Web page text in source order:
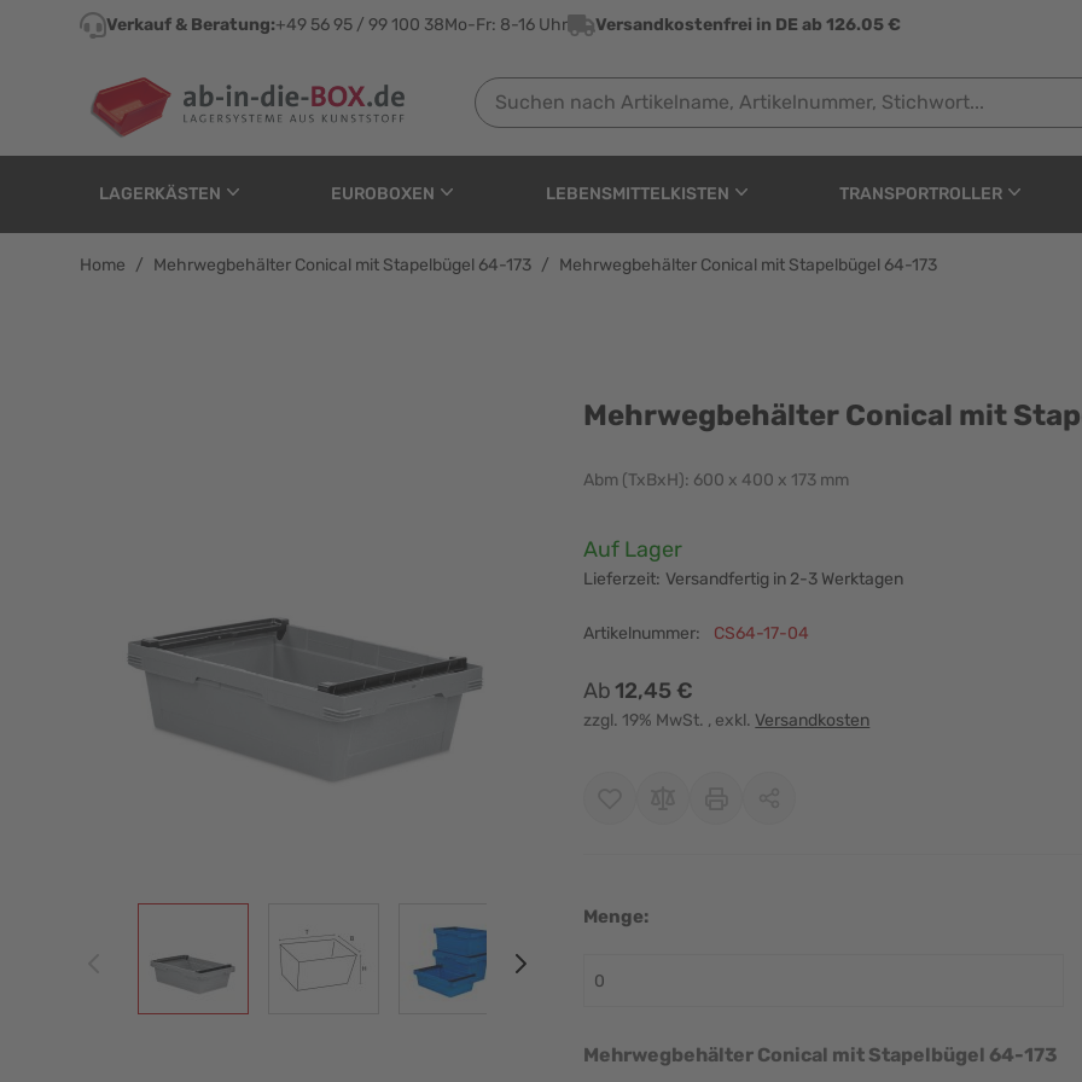
Direkt zum Inhalt
Verkauf & Beratung:+49 56 95 / 99 100 38Mo-Fr: 8-16 Uhr Versandkostenfrei in DE ab 126.05 €
Suchen nach Artikelname, Artikelnummer, Stichwort...
LAGERKÄSTEN EUROBOXEN LEBENSMITTELKISTEN TRANSPORTROLLER
Home / Mehrwegbehälter Conical mit Stapelbügel 64-173 / Mehrwegbehälter Conical mit Stapelbügel 64-173
Mehrwegbehälter Conical mit Stapelbügel 64-
View larger imageView larger image
Mehrwegbehälter Conical mit
Abm (TxBxH): 600 x 400 x 173 mm
Verfügbarkeit:
Auf Lager
Lieferzeit: Versandfertig in 2-3 Werktagen
Artikelnummer: CS64-17-04
Ab12,45 €
zzgl. 19% MwSt. , exkl. Versandkosten
Menge:
Mehrwegbehälter Conical mit Stapelbügel 64-173